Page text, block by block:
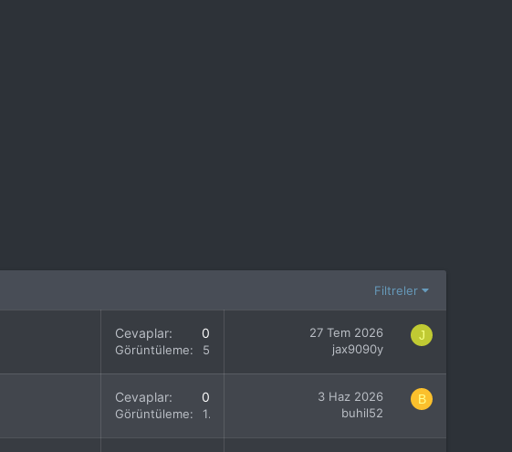
Filtreler
Cevaplar 0
Görüntüleme
27 Tem 2026
jax9090y
J
Cevaplar 0
Görüntüleme 107
3 Haz 2026
buhil52
B